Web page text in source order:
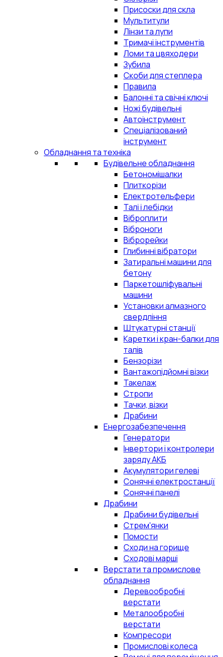
Присоски для скла
Мультитули
Лінзи та лупи
Тримачі інструментів
Ломи та цвяходери
Зубила
Скоби для степлера
Правила
Балонні та свічні ключі
Ножі будівельні
Автоінструмент
Спеціалізований
інструмент
Обладнання та техніка
Будівельне обладнання
Бетономішалки
Плиткорізи
Електротельфери
Талі і лебідки
Віброплити
Віброноги
Віброрейки
Глибинні вібратори
Затиральні машини для
бетону
Паркетошліфувальні
машини
Установки алмазного
свердління
Штукатурні станції
Каретки і кран-балки для
талів
Бензорізи
Вантажопідйомні візки
Такелаж
Стропи
Тачки, візки
Драбини
Енергозабезпечення
Генератори
Інвертори і контролери
заряду АКБ
Акумулятори гелеві
Сонячні електростанції
Сонячні панелі
Драбини
Драбини будівельні
Стрем'янки
Помости
Сходи на горище
Сходові марші
Верстати та промислове
обладнання
Деревообробні
верстати
Металообробні
верстати
Компресори
Промислові колеса